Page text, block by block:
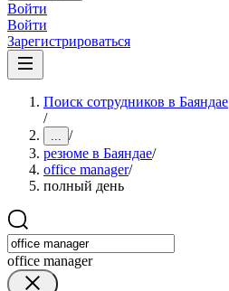
Войти
Войти
Зарегистрироваться
Поиск сотрудников в Баяндае
/
... /
резюме в Баяндае/
office manager/
полный день
office manager